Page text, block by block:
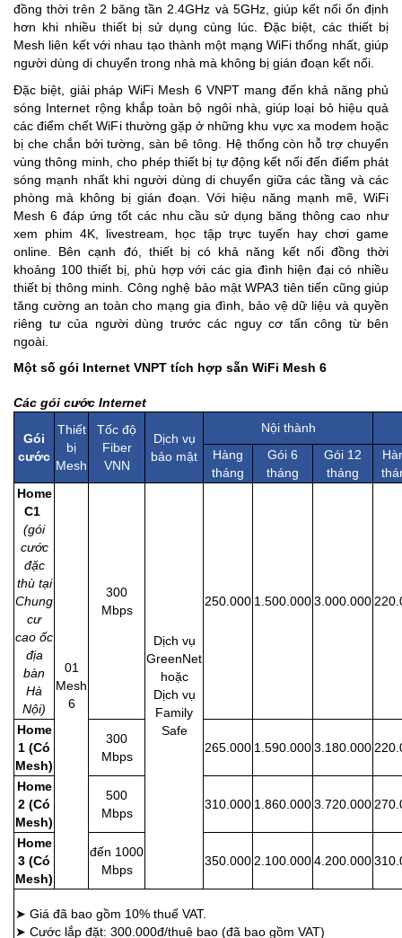
đồng thời trên 2 băng tần 2.4GHz và 5GHz, giúp kết nối ổn định
hơn khi nhiều thiết bị sử dụng cùng lúc. Đặc biệt, các thiết bị
Mesh liên kết với nhau tạo thành một mạng WiFi thống nhất, giúp
người dùng di chuyển trong nhà mà không bị gián đoạn kết nối.
Đặc biệt, giải pháp WiFi Mesh 6 VNPT mang đến khả năng phủ
sóng Internet rộng khắp toàn bộ ngôi nhà, giúp loại bỏ hiệu quả
các điểm chết WiFi thường gặp ở những khu vực xa modem hoặc
bị che chắn bởi tường, sàn bê tông. Hệ thống còn hỗ trợ chuyển
vùng thông minh, cho phép thiết bị tự động kết nối đến điểm phát
sóng mạnh nhất khi người dùng di chuyển giữa các tầng và các
phòng mà không bị gián đoạn. Với hiệu năng mạnh mẽ, WiFi
Mesh 6 đáp ứng tốt các nhu cầu sử dụng băng thông cao như
xem phim 4K, livestream, học tập trực tuyến hay chơi game
online. Bên cạnh đó, thiết bị có khả năng kết nối đồng thời
khoảng 100 thiết bị, phù hợp với các gia đình hiện đại có nhiều
thiết bị thông minh. Công nghệ bảo mật WPA3 tiên tiến cũng giúp
tăng cường an toàn cho mạng gia đình, bảo vệ dữ liệu và quyền
riêng tư của người dùng trước các nguy cơ tấn công từ bên
ngoài.
Một số gói Internet VNPT tích hợp sẵn WiFi Mesh 6
Các gói cước Internet
Gói
cước
Thiết
bị
Mesh
Tốc độ
Fiber
VNN
Dịch vụ
bảo mật
Nội thành
Hàng
tháng
Gói 6
tháng
Gói 12
tháng
Home
C1
(gói
cước
đặc
thù tại
Chung
cư
cao ốc
địa
bàn
Hà
Nội)
01
Mesh
6
300
Mbps
Dịch vụ
GreenNet
hoặc
Dịch vụ
Family
Safe
250.000 1.500.0003.000.000
Home
1 (Có
Mesh)
300
Mbps
265.000 1.590.0003.180.000
Home
2 (Có
Mesh)
500
Mbps
310.000 1.860.0003.720.000
Home
3 (Có
Mesh)
đến 1000
Mbps
350.000 2.100.0004.200.000
➤ Giá đã bao gồm 10% thuế VAT.
➤ Cước lắp đặt: 300.000đ/thuê bao (đã bao gồm VAT)